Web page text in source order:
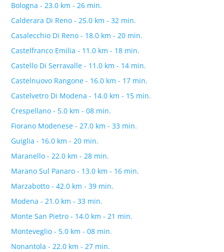
Bologna - 23.0 km - 26 min.
Calderara Di Reno - 25.0 km - 32 min.
Casalecchio Di Reno - 18.0 km - 20 min.
Castelfranco Emilia - 11.0 km - 18 min.
Castello Di Serravalle - 11.0 km - 14 min.
Castelnuovo Rangone - 16.0 km - 17 min.
Castelvetro Di Modena - 14.0 km - 15 min.
Crespellano - 5.0 km - 08 min.
Fiorano Modenese - 27.0 km - 33 min.
Guiglia - 16.0 km - 20 min.
Maranello - 22.0 km - 28 min.
Marano Sul Panaro - 13.0 km - 16 min.
Marzabotto - 42.0 km - 39 min.
Modena - 21.0 km - 33 min.
Monte San Pietro - 14.0 km - 21 min.
Monteveglio - 5.0 km - 08 min.
Nonantola - 22.0 km - 27 min.